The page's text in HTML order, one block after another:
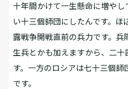
十年間かけて一生懸命に増やし
い十三個師団にしたんです。ほ
露戦争開戦直前の兵力です。兵
生兵とかも加えますから、二十
す。一方のロシアは七十三個師
です。